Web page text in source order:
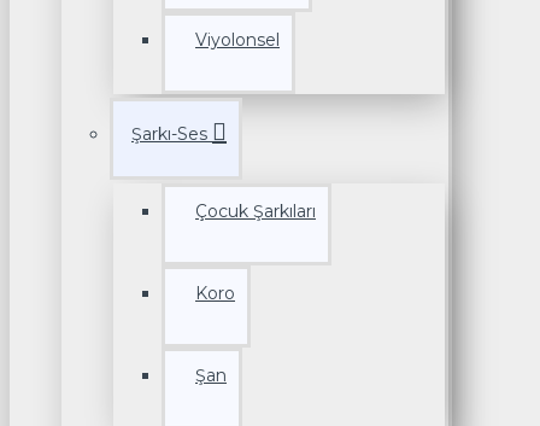
Viyolonsel
Şarkı-Ses
Çocuk Şarkıları
Koro
Şan